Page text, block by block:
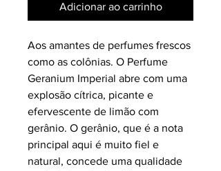
Adicionar ao carrinho
Aos amantes de perfumes frescos
como as colônias. O Perfume
Geranium Imperial abre com uma
explosão cítrica, picante e
efervescente de limão com
gerânio. O gerânio, que é a nota
principal aqui é muito fiel e
natural, concede uma qualidade